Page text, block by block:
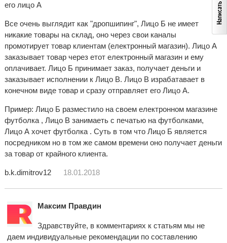
его лицо А
Все очень выглядит как "дропшипинг", Лицо Б не имеет
никакие товары на склад, оно через свои каналы
промотирует товар клиентам (електронный магазин). Лицо А
заказывает товар через етот електронный магазин и ему
оплачивает. Лицо Б принимает заказ, получает деньги и
заказывает исполнении к Лицо В. Лицо В израбатавает в
конечном виде товар и сразу отправляет его Лицо А.
Пример: Лицо Б разместило на своем електронном магазине
футболка , Лицо В занимаеть с печатью на футболками,
Лицо А хочет футболка . Суть в том что Лицо Б является
посредником но в том же самом времени оно получает деньги
за товар от крайного клиента.
b.k.dimitrov12 18.01.2018
Максим Правдин
Здравствуйте, в комментариях к статьям мы не
даем индивидуальные рекомендации по составлению